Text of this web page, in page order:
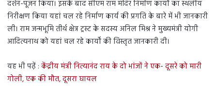
दर्शन-पूजन किया। इसके बाद सीएम राम मंदिर निर्माण कार्यों का स्थलीय
निरीक्षण किया यहां चल रहे निर्माण कार्य की प्रगति के बारे में भी जानकारी
ली। राम जन्मभूमि तीर्थ क्षेत्र ट्रस्ट के सदस्य अनिल मिश्र ने मुख्यमंत्री योगी
आदित्यनाथ को यहां चल रहे कार्यों की विस्तृत जानकारी दी।
यह भी पढ़ें : केंद्रीय मंत्री नित्यानंद राय के दो भांजों ने एक- दूसरे को मारी
गोली, एक की मौत, दूसरा घायल